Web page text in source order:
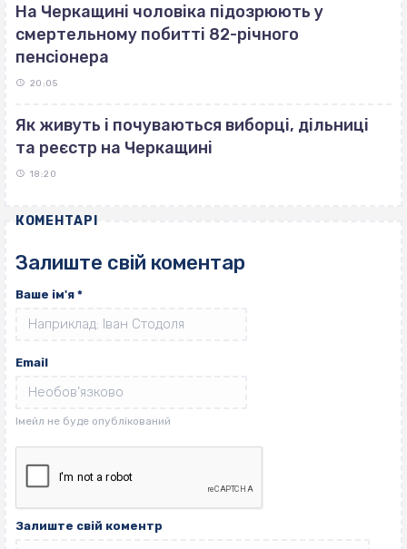
На Черкащині чоловіка підозрюють у
смертельному побитті 82-річного
пенсіонера
20:05
Як живуть і почуваються виборці, дільниці
та реєстр на Черкащині
18:20
КОМЕНТАРІ
Залиште свій коментар
Ваше ім'я *
Email
Залиште свій коментр